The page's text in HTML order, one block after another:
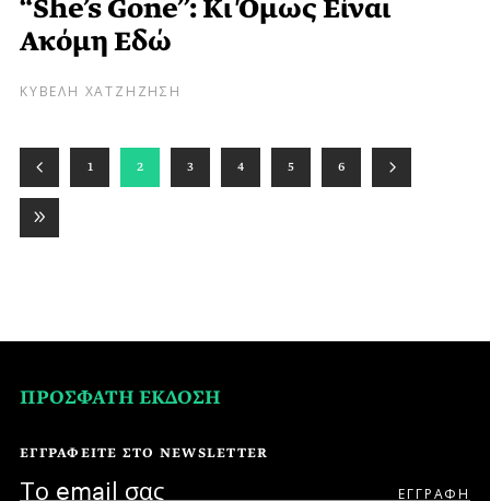
“She’s Gone”: Κι Όμως Είναι
Ακόμη Εδώ
ΚΥΒΕΛΗ ΧΑΤΖΗΖΗΣΗ
1 2 3 4 5 6
ΠΡΟΣΦΑΤΗ ΕΚΔΟΣΗ
ΕΓΓΡΑΦΕΙΤΕ ΣΤΟ NEWSLETTER